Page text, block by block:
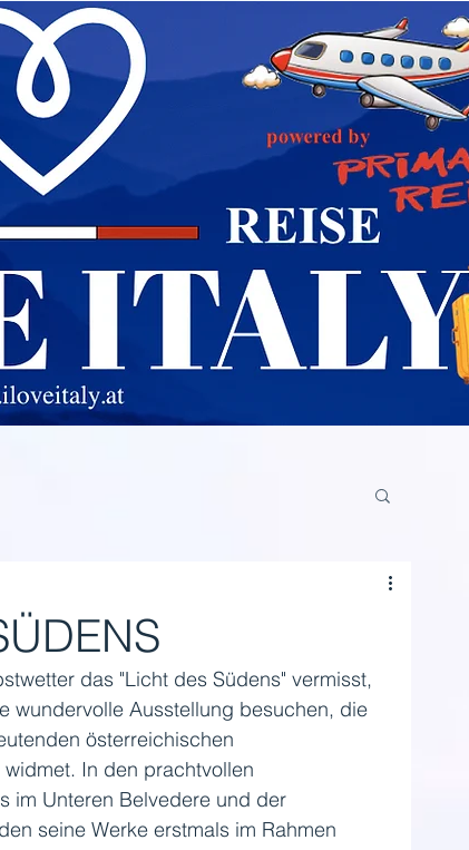
das "Licht des Südens" vermisst,
wundervolle Ausstellung besuchen, die
österreichischen
In den prachtvollen
im Unteren Belvedere und der
seine Werke erstmals im Rahmen